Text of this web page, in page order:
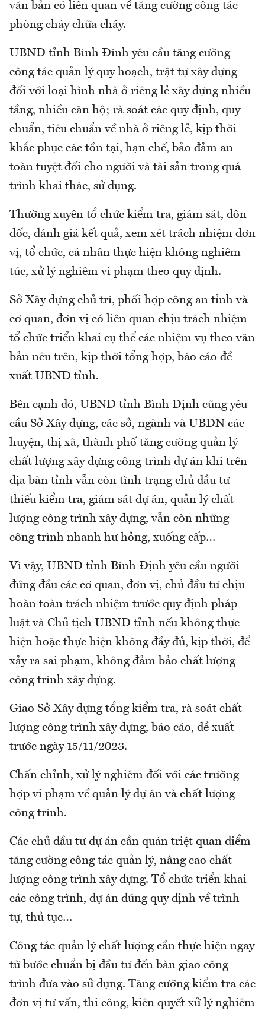
văn bản có liên quan về tăng cường công tác
phòng cháy chữa cháy.
UBND tỉnh Bình Đình yêu cầu tăng cường
công tác quản lý quy hoạch, trật tự xây dựng
đối với loại hình nhà ở riêng lẻ xây dựng nhiều
tầng, nhiều căn hộ; rà soát các quy định, quy
chuẩn, tiêu chuẩn về nhà ở riêng lẻ, kịp thời
khắc phục các tồn tại, hạn chế, bảo đảm an
toàn tuyệt đối cho người và tài sản trong quá
trình khai thác, sử dụng.
Thường xuyên tổ chức kiểm tra, giám sát, đôn
đốc, đánh giá kết quả, xem xét trách nhiệm đơn
vị, tổ chức, cá nhân thực hiện không nghiêm
túc, xử lý nghiêm vi phạm theo quy định.
Sở Xây dựng chủ trì, phối hợp công an tỉnh và
cơ quan, đơn vị có liên quan chịu trách nhiệm
tổ chức triển khai cụ thể các nhiệm vụ theo văn
bản nêu trên, kịp thời tổng hợp, báo cáo đề
xuất UBND tỉnh.
Bên cạnh đó, UBND tỉnh Bình Định cũng yêu
cầu Sở Xây dựng, các sở, ngành và UBDN các
huyện, thị xã, thành phố tăng cường quản lý
chất lượng xây dựng công trình dự án khi trên
địa bàn tỉnh vẫn còn tình trạng chủ đầu tư
thiếu kiểm tra, giám sát dự án, quản lý chất
lượng công trình xây dựng, vẫn còn những
công trình nhanh hư hỏng, xuống cấp…
Vì vậy, UBND tỉnh Bình Định yêu cầu người
đứng đầu các cơ quan, đơn vị, chủ đầu tư chịu
hoàn toàn trách nhiệm trước quy định pháp
luật và Chủ tịch UBND tỉnh nếu không thực
hiện hoặc thực hiện không đầy đủ, kịp thời, để
xảy ra sai phạm, không đảm bảo chất lượng
công trình xây dựng.
Giao Sở Xây dựng tổng kiểm tra, rà soát chất
lượng công trình xây dựng, báo cáo, đề xuất
trước ngày 15/11/2023.
Chấn chỉnh, xử lý nghiêm đối với các trường
hợp vi phạm về quản lý dự án và chất lượng
công trình.
Các chủ đầu tư dự án cần quán triệt quan điểm
tăng cường công tác quản lý, nâng cao chất
lượng công trình xây dựng. Tổ chức triển khai
các công trình, dự án đúng quy định về trình
tự, thủ tục…
Công tác quản lý chất lượng cần thực hiện ngay
từ bước chuẩn bị đầu tư đến bàn giao công
trình đưa vào sử dụng. Tăng cường kiểm tra các
đơn vị tư vấn, thi công, kiên quyết xử lý nghiêm